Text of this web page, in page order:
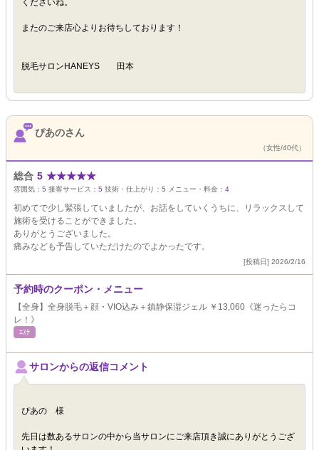
くださいね。
またのご来店心よりお待ちしております！
脱毛サロンHANEYS 田本
ぴあのさん
（女性/40代）
総合 5 ★★★★★
雰囲気： 5 接客サービス： 5 技術・仕上がり： 5 メニュー・料金： 4
初めてで少し緊張していましたが、お話をしていくうちに、リラックスして
施術を受けることができました。
ありがとうございました。
痛みなども予告していただけたのでよかったです。
[投稿日] 2026/2/16
予約時のクーポン・メニュー
【全身】全身脱毛＋顔・VIO込み＋鎮静保湿ジェル ￥13,060《迷ったらコ
レ！》
ｴｽﾃ
サロンからの返信コメント
ぴあの 様
先日は数あるサロンの中から当サロンにご来店頂き誠にありがとうござ